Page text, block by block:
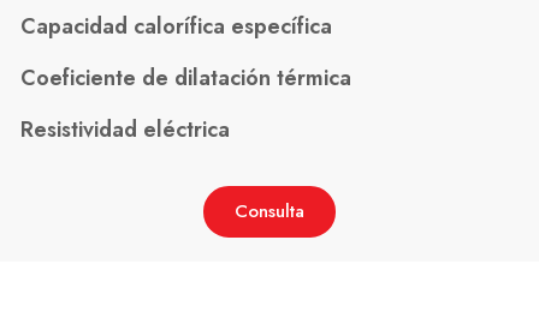
Capacidad calorífica específica
Coeficiente de dilatación térmica
Resistividad eléctrica
Consulta